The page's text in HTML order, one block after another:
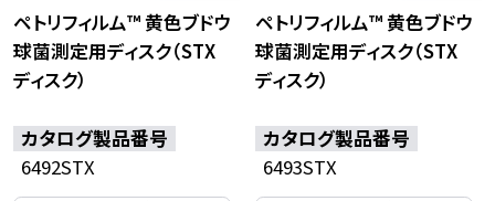
ペトリフィルム™ 黄色ブドウ
球菌測定用ディスク（STX
ディスク）
カタログ製品番号
6492STX
ペトリフィルム™ 黄色ブドウ
球菌測定用ディスク（STX
ディスク）
カタログ製品番号
6493STX